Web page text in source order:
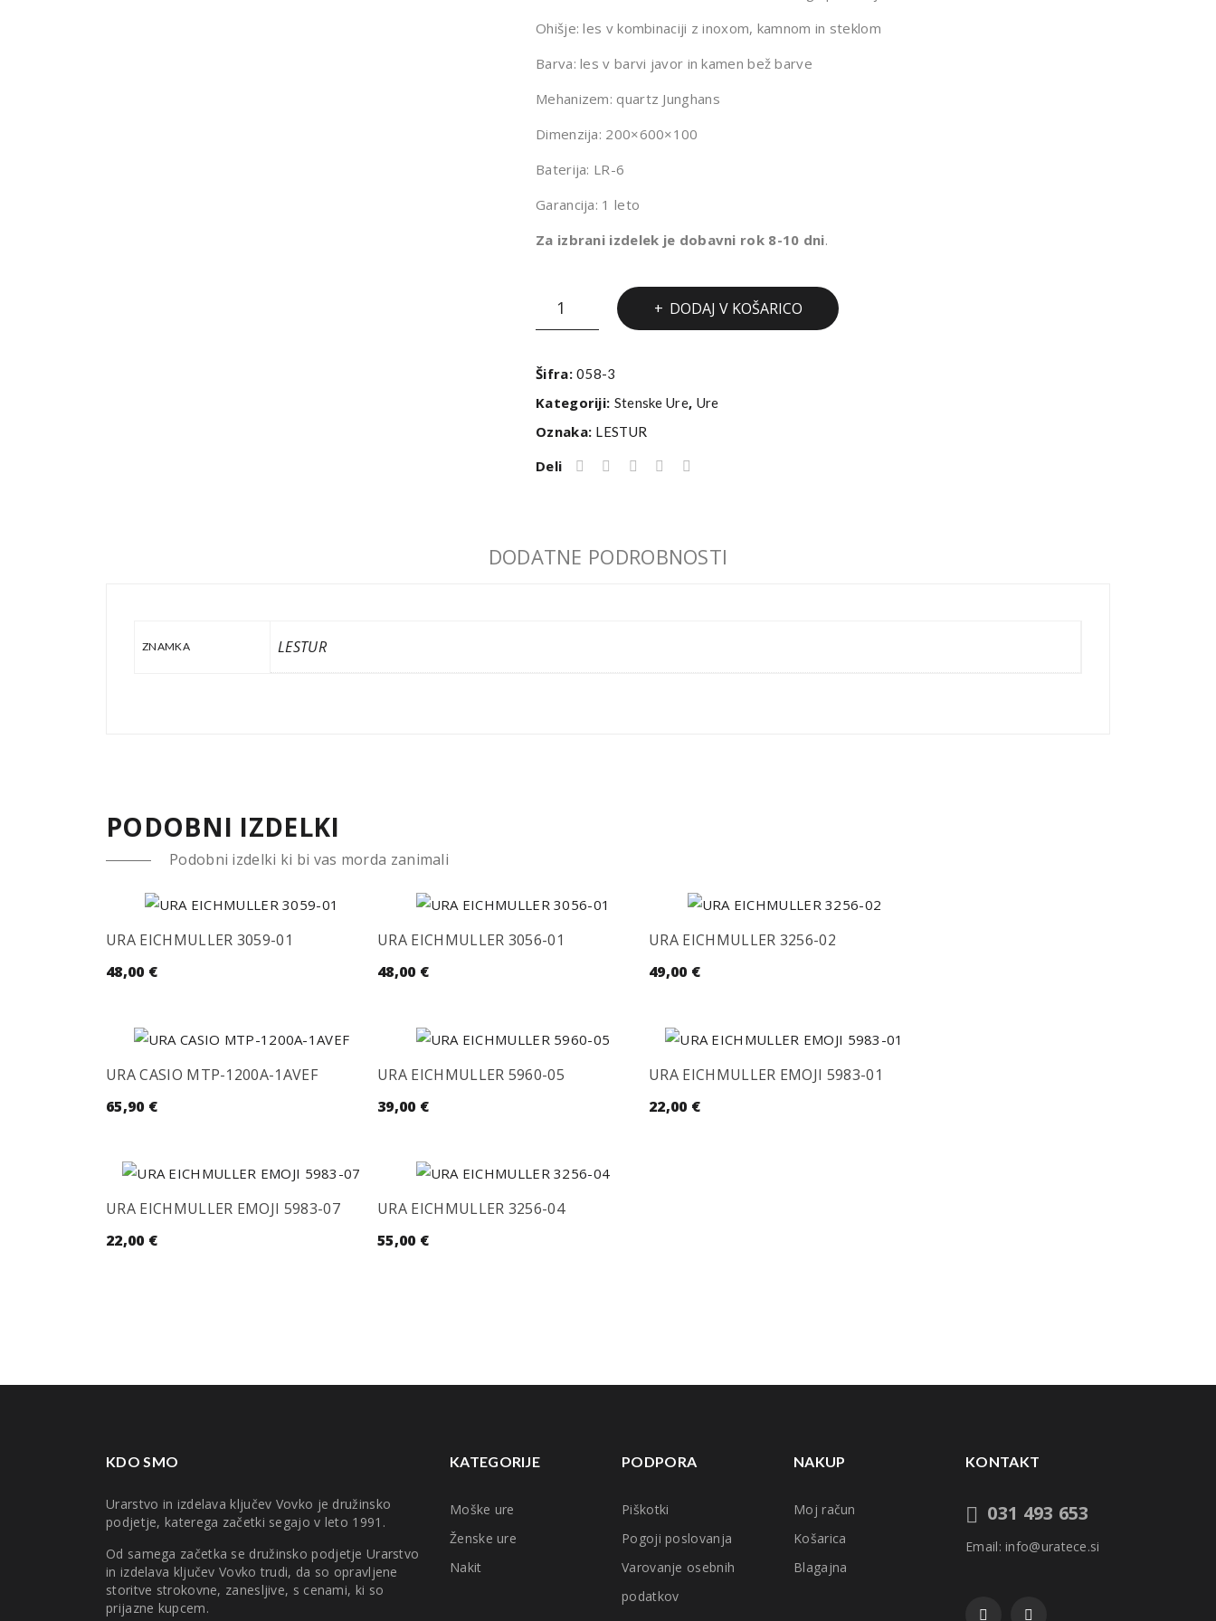
Ohišje: les v kombinaciji z inoxom, kamnom in steklom
Barva: les v barvi javor in kamen bež barve
Mehanizem: quartz Junghans
Dimenzija: 200×600×100
Baterija: LR-6
Garancija: 1 leto
Za izbrani izdelek je dobavni rok 8-10 dni.
Stenska
NARAVNI
KAMEN
količina
DODAJ V KOŠARICO
Šifra:058-3
Kategoriji: Stenske Ure, Ure
Oznaka: LESTUR
Deli
DODATNE PODROBNOSTI
ZNAMKA LESTUR
PODOBNI IZDELKI
Podobni izdelki ki bi vas morda zanimali
URA EICHMULLER 3059-01
48,00 €
URA EICHMULLER 3056-01
48,00 €
URA EICHMULLER 3256-02
49,00 €
URA CASIO MTP-1200A-1AVEF
65,90 €
URA EICHMULLER 5960-05
39,00 €
URA EICHMULLER EMOJI 5983-01
22,00 €
URA EICHMULLER EMOJI 5983-07
22,00 €
URA EICHMULLER 3256-04
55,00 €
KDO SMO
Urarstvo in izdelava ključev Vovko je družinsko
podjetje, katerega začetki segajo v leto 1991.
Od samega začetka se družinsko podjetje Urarstvo
in izdelava ključev Vovko trudi, da so opravljene
storitve strokovne, zanesljive, s cenami, ki so
prijazne kupcem.
KATEGORIJE
Moške ure
Ženske ure
Nakit
PODPORA
Piškotki
Pogoji poslovanja
Varovanje osebnih
podatkov
NAKUP
Moj račun
Košarica
Blagajna
KONTAKT
031 493 653
Email: info@uratece.si